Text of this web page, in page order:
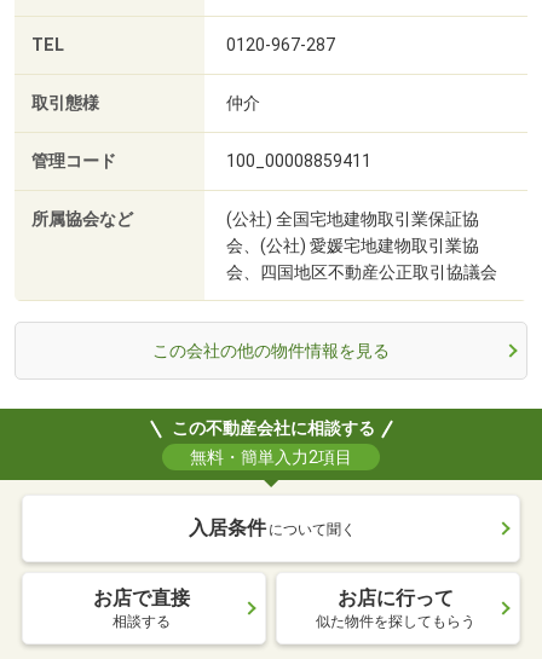
TEL 0120-967-287
取引態様 仲介
管理コード 100_00008859411
所属協会など
(公社) 全国宅地建物取引業保証協
会、(公社) 愛媛宅地建物取引業協
会、四国地区不動産公正取引協議会
この会社の他の物件情報を見る
この不動産会社に相談する
無料・簡単入力2項目
入居条件 について聞く
お店で直接
相談する
お店に行って
似た物件を探してもらう